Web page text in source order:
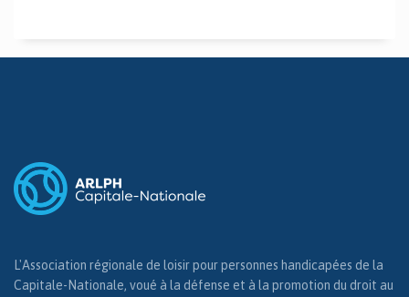
L'Association régionale de loisir pour personnes handicapées de la
Capitale-Nationale, voué à la défense et à la promotion du droit au